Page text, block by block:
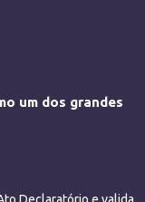
um dos grandes
Declaratório e valida